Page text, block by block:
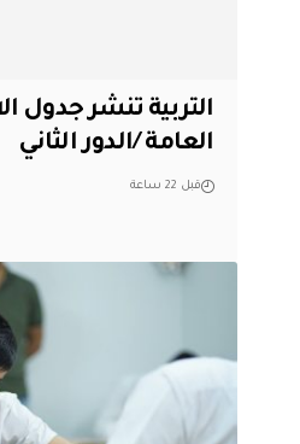
التربية تنشر جدول
العامة /الدور الثاني
قبل 22 ساعة